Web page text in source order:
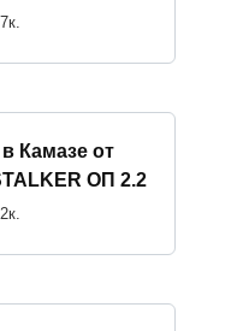
Камазе от
ОП 2.2